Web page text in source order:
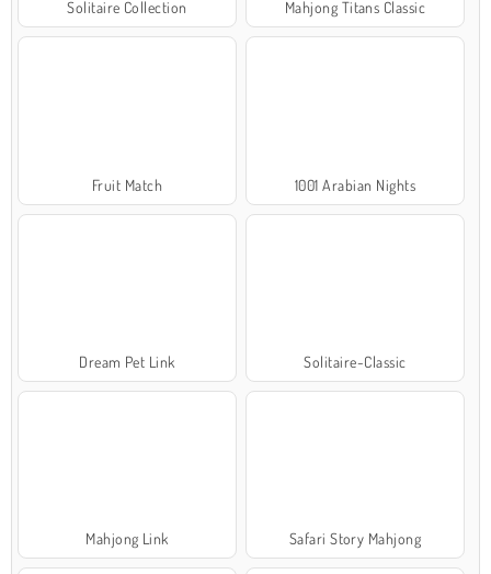
Solitaire Collection Mahjong Titans Classic
Fruit Match 1001 Arabian Nights
Dream Pet Link Solitaire-Classic
Mahjong Link Safari Story Mahjong